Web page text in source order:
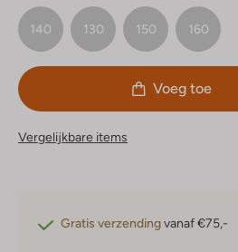
140 130 150 160
Voeg toe
Vergelijkbare items
Gratis verzendingvanaf €75,-